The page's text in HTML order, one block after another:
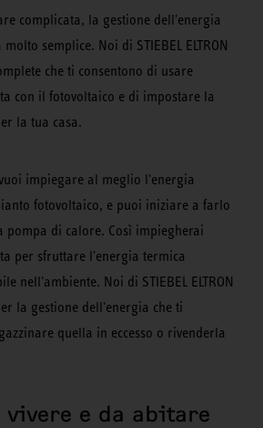
complicata, la gestione dell'energia
semplice. Noi di STIEBEL ELTRON
che ti consentono di usare
con il fotovoltaico e di impostare la
la tua casa.
impiegare al meglio l'energia
fotovoltaico, e puoi iniziare a farlo
pompa di calore. Così impiegherai
per sfruttare l'energia termica
nell'ambiente. Noi di STIEBEL ELTRON
la gestione dell'energia che ti
quella in eccesso o rivenderla
vivere e da abitare